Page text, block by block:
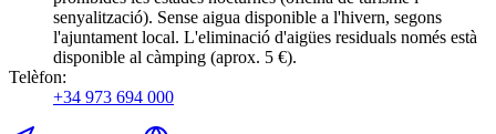
senyalització). Sense aigua disponible a l'hivern, segons
l'ajuntament local. L'eliminació d'aigües residuals només està
disponible al càmping (aprox. 5 €).
Telèfon:
+34 973 694 000